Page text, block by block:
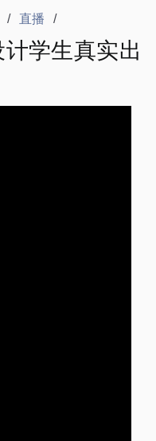
/ 直播 /
学生真实出